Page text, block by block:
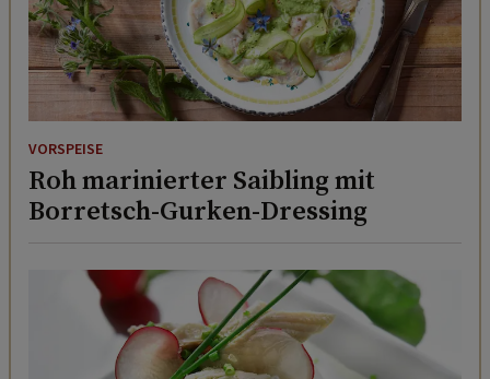
VORSPEISE
Roh marinierter Saibling mit
Borretsch-Gurken-Dressing